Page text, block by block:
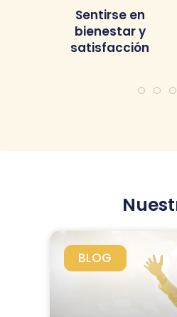
Sentirse en
bienestar y
satisfacción
BLOG